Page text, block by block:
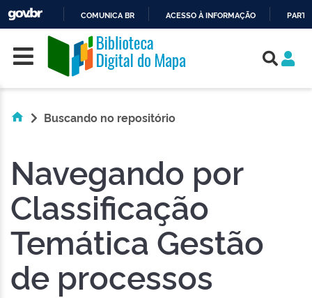
O
CONTEÚDO
COMUNICA BR ACESSO À INFORMAÇÃO
Skip navigation
Buscando no repositório
Navegando por
Classificação
Temática Gestão
de processos